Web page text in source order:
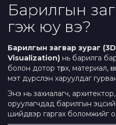
Барилгын
гэж юу вэ?
Барилгын загвар зураг
Visualization) нь барилга
болон дотор төрх, материал,
мэт дүрслэн харуулдаг
Энэ нь захиалагч, архитектор,
оруулагчдад барилгын
шийдвэр гаргах боломжийг